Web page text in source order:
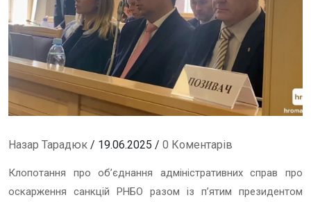
Назар Тарадюк / 19.06.2025 / 0 Коментарів
Клопотання про обʼєднання адміністративних справ про
оскарження санкцій РНБО разом із пʼятим президентом